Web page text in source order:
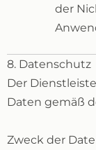
der
8. Datenschutz
Der
Daten gemäß
Zweck der